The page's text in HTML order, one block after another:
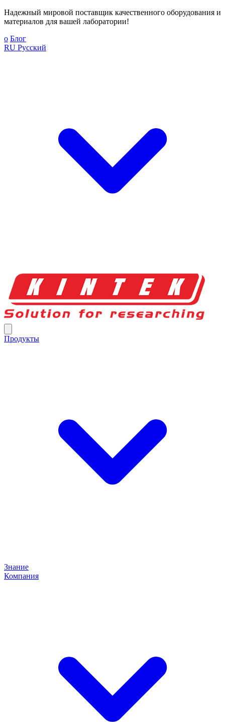
Надежный мировой поставщик качественного оборудования и
материалов для вашей лаборатории!
о Блог
RU Русский
Продукты
Знание
Компания